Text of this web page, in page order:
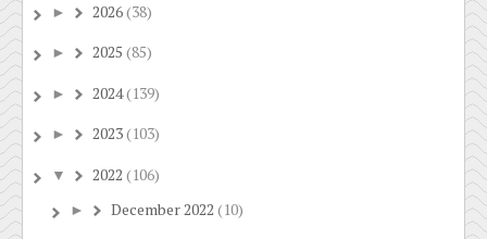
► 2026(38)
► 2025 (85)
► 2024(139)
► 2023(103)
▼ 2022 (106)
► December 2022 (10)